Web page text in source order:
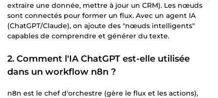
extraire une donnée, mettre à jour un CRM). Les nœuds
sont connectés pour former un flux. Avec un agent IA
(ChatGPT/Claude), on ajoute des "nœuds intelligents"
capables de comprendre et générer du texte.
2. Comment l'IA ChatGPT est-elle utilisée
dans un workflow n8n ?
n8n est le chef d'orchestre (gère le flux et les actions),